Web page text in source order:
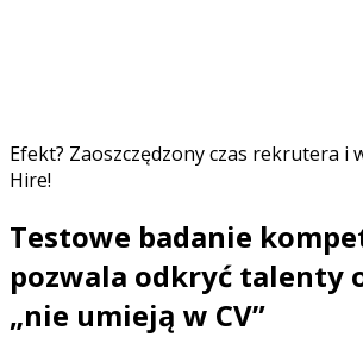
Efekt? Zaoszczędzony czas rekrutera i
Hire!
Testowe badanie
pozwala odkryć talenty
„nie umieją w CV”